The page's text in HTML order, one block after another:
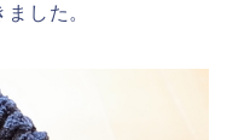
した。